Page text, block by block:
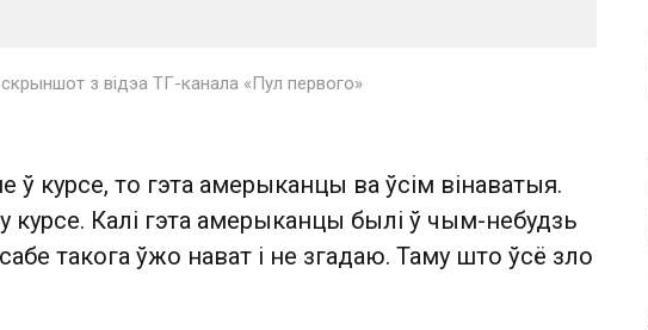
з відэа ТГ-канала «Пул первого»
ў курсе, то гэта амерыканцы ва ўсім вінаватыя.
курсе. Калі гэта амерыканцы былі ў чым-небудзь
такога ўжо нават і не згадаю. Таму што ўсё зло